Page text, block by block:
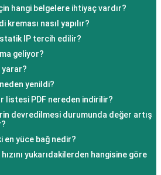
hangi belgelere ihtiyaç vardır?
kreması nasıl yapılır?
IP tercih edilir?
geliyor?
yarar?
yenildi?
listesi PDF nereden indirilir?
devredilmesi durumunda değer artış
en yüce bağ nedir?
yukarıdakilerden hangisine göre